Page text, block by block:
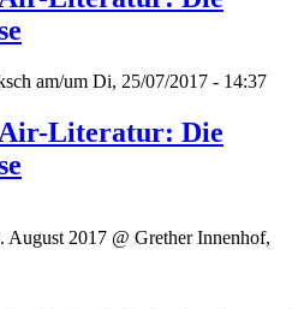
am/um Di, 25/07/2017 - 14:37
Literatur: Die
2017 @ Grether Innenhof,